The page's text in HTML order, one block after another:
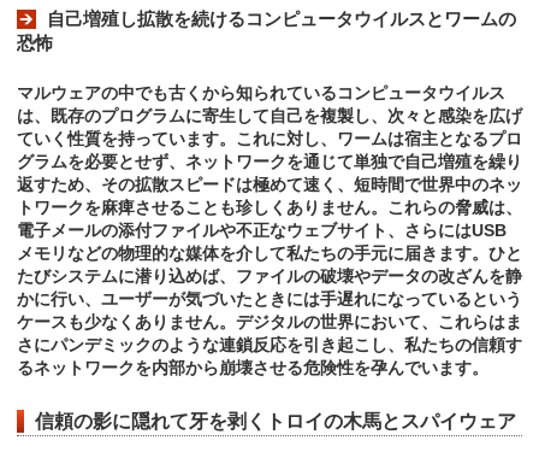
自己増殖し拡散を続けるコンピュータウイルスとワームの
恐怖
マルウェアの中でも古くから知られているコンピュータウイルス
は、既存のプログラムに寄生して自己を複製し、次々と感染を広げ
ていく性質を持っています。これに対し、ワームは宿主となるプロ
グラムを必要とせず、ネットワークを通じて単独で自己増殖を繰り
返すため、その拡散スピードは極めて速く、短時間で世界中のネッ
トワークを麻痺させることも珍しくありません。これらの脅威は、
電子メールの添付ファイルや不正なウェブサイト、さらにはUSB
メモリなどの物理的な媒体を介して私たちの手元に届きます。ひと
たびシステムに潜り込めば、ファイルの破壊やデータの改ざんを静
かに行い、ユーザーが気づいたときには手遅れになっているという
ケースも少なくありません。デジタルの世界において、これらはま
さにパンデミックのような連鎖反応を引き起こし、私たちの信頼す
るネットワークを内部から崩壊させる危険性を孕んでいます。
信頼の影に隠れて牙を剥くトロイの木馬とスパイウェア